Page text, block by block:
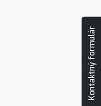
Kontaktný formulár